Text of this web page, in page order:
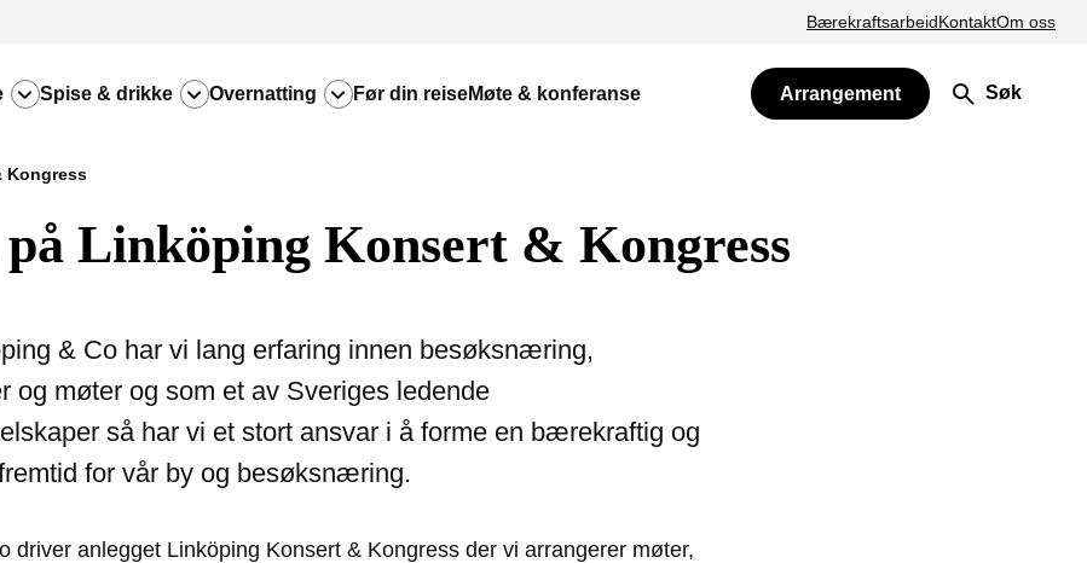
BærekraftsarbeidKontaktOm oss
Spise & drikke Overnatting Før din reiseMøte & konferanse Arrangement Søk
Kongress
Linköping Konsert & Kongress
& Co har vi lang erfaring innen besøksnæring,
og møter og som et av Sveriges ledende
så har vi et stort ansvar i å forme en bærekraftig og
for vår by og besøksnæring.
driver anlegget Linköping Konsert & Kongress der vi arrangerer møter,